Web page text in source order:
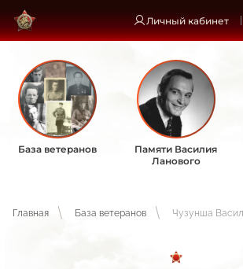
Личный кабинет
База ветеранов
Памяти Василия
Ланового
Главная База ветеранов Чузунша